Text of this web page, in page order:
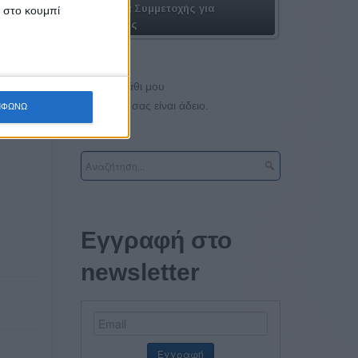
στο κουμπί
και
Πακέτα Συμμετοχής για
Εταιρίες
Το καλάθι μου
Το καλάθι σας είναι άδειο.
Εγγραφή στο
newsletter